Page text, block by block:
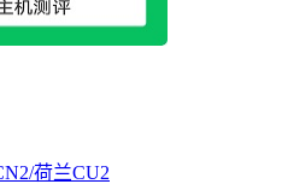
荷兰CU2